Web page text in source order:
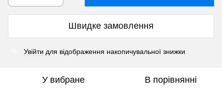
Швидке замовлення
Увійти для відображення накопичувальної знижки
У вибране В порівнянні